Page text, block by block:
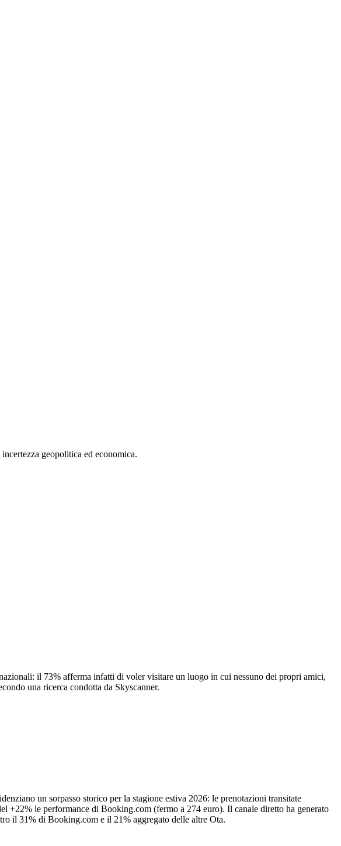
geopolitica ed economica.
il 73% afferma infatti di voler visitare un luogo in cui nessuno dei propri amici,
una ricerca condotta da Skyscanner.
un sorpasso storico per la stagione estiva 2026: le prenotazioni transitate
+22% le performance di Booking.com (fermo a 274 euro). Il canale diretto ha generato
il 31% di Booking.com e il 21% aggregato delle altre Ota.